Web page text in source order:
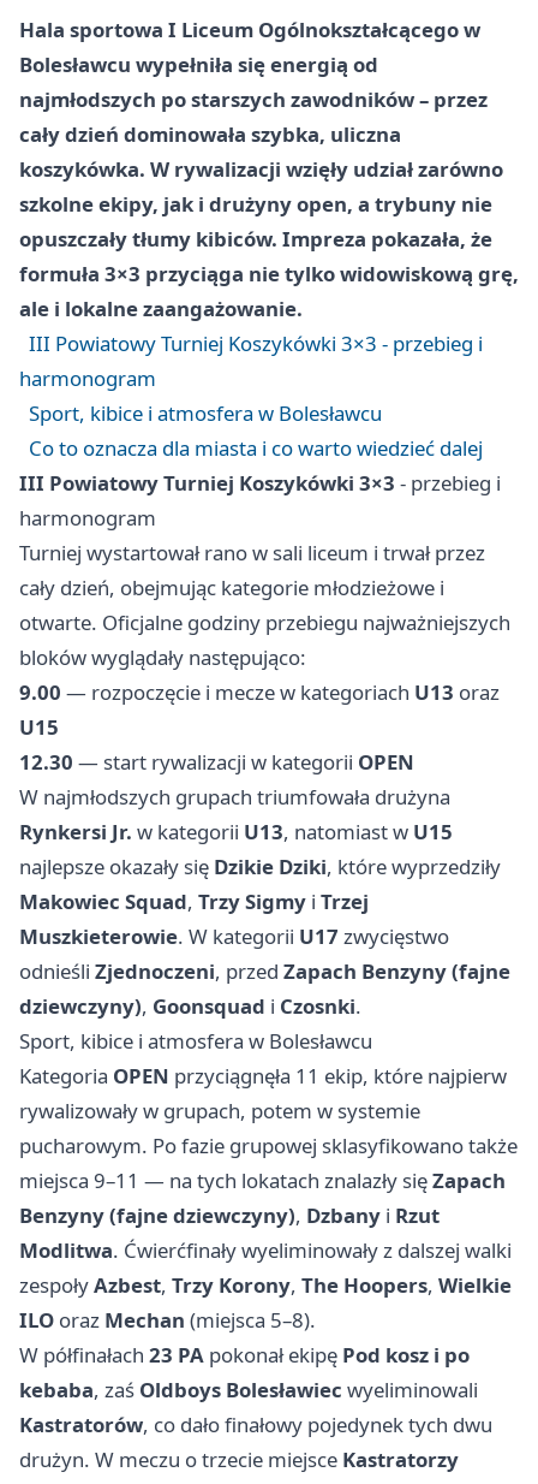
Hala sportowa I Liceum Ogólnokształcącego w
Bolesławcu wypełniła się energią od
najmłodszych po starszych zawodników – przez
cały dzień dominowała szybka, uliczna
koszykówka. W rywalizacji wzięły udział zarówno
szkolne ekipy, jak i drużyny open, a trybuny nie
opuszczały tłumy kibiców. Impreza pokazała, że
formuła 3×3 przyciąga nie tylko widowiskową grę,
ale i lokalne zaangażowanie.
III Powiatowy Turniej Koszykówki 3×3 - przebieg i
harmonogram
Sport, kibice i atmosfera w Bolesławcu
Co to oznacza dla miasta i co warto wiedzieć dalej
III Powiatowy Turniej Koszykówki 3×3 - przebieg i
harmonogram
Turniej wystartował rano w sali liceum i trwał przez
cały dzień, obejmując kategorie młodzieżowe i
otwarte. Oficjalne godziny przebiegu najważniejszych
bloków wyglądały następująco:
9.00 — rozpoczęcie i mecze w kategoriach U13 oraz
U15
12.30 — start rywalizacji w kategorii OPEN
W najmłodszych grupach triumfowała drużyna
Rynkersi Jr. w kategorii U13, natomiast w U15
najlepsze okazały się Dzikie Dziki, które wyprzedziły
Makowiec Squad, Trzy Sigmy i Trzej
Muszkieterowie. W kategorii U17 zwycięstwo
odnieśli Zjednoczeni, przed Zapach Benzyny (fajne
dziewczyny), Goonsquad i Czosnki.
Sport, kibice i atmosfera w Bolesławcu
Kategoria OPEN przyciągnęła 11 ekip, które najpierw
rywalizowały w grupach, potem w systemie
pucharowym. Po fazie grupowej sklasyfikowano także
miejsca 9–11 — na tych lokatach znalazły sięZapach
Benzyny (fajne dziewczyny), Dzbany i Rzut
Modlitwa. Ćwierćfinały wyeliminowały z dalszej walki
zespołyAzbest, Trzy Korony, The Hoopers, Wielkie
ILO oraz Mechan (miejsca 5–8).
W półfinałach 23 PA pokonał ekipę Pod kosz i po
kebaba, zaś Oldboys Bolesławiec wyeliminowali
Kastratorów, co dało finałowy pojedynek tych dwu
drużyn. W meczu o trzecie miejsce Kastratorzy